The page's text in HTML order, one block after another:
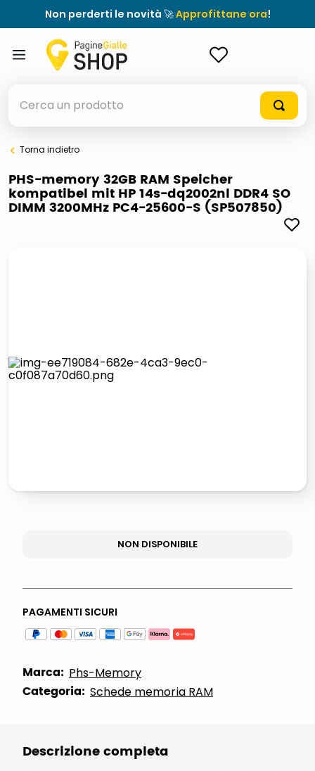
Non perderti le novità 🚀Approfittane ora!
elenchi telefonici
meme
pattumiera raccolta differenziata
Torna indietro
PHS-memory 32GB RAM Speicher
kompatibel mit HP 14s-dq2002nl DDR4 SO
DIMM 3200MHz PC4-25600-S (SP507850)
NON DISPONIBILE
PAGAMENTI SICURI
Marca: Phs-Memory
Categoria: Schede memoria RAM
Descrizione completa